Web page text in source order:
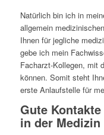
Natürlich bin ich in
allgemein
Ihnen für jegliche
gebe ich mein
Facharzt-Kollegen, mit
können. Somit steht
erste Anlaufstelle für
Gute
in der Medizin